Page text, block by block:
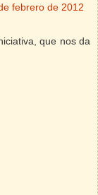
febrero de 2012
que nos da